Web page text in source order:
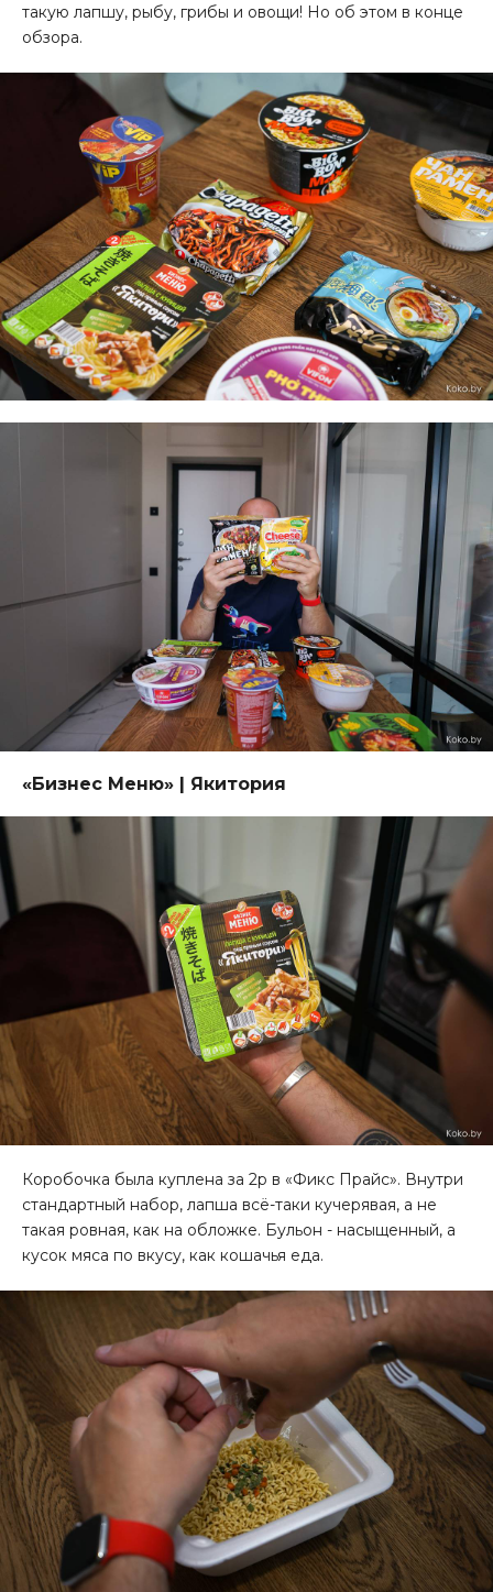
такую лапшу, рыбу, грибы и овощи! Но об этом в конце
обзора.
«Бизнес Меню» | Якитория
Коробочка была куплена за 2р в «Фикс Прайс». Внутри
стандартный набор, лапша всё-таки кучерявая, а не
такая ровная, как на обложке. Бульон - насыщенный, а
кусок мяса по вкусу, как кошачья еда.